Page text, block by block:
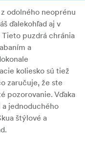
odolného neoprénu
ďalekohľad aj v
puzdrá chránia
a
koliesko sú tiež
zaručuje, že ste
pozorovanie. Vďaka
jednoduchého
štýlové a